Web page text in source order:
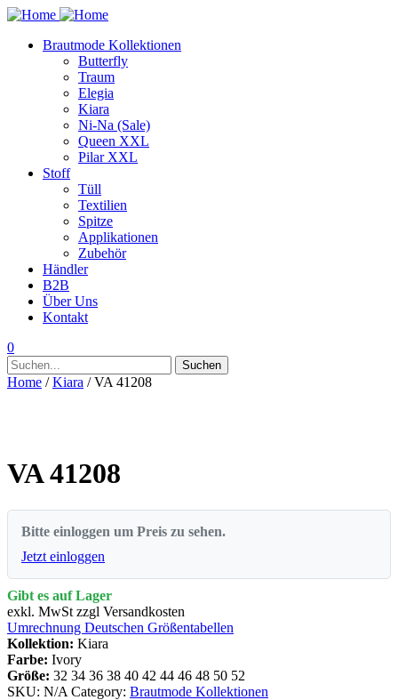
Brautmode Kollektionen
Butterfly
Traum
Elegia
Kiara
Ni-Na (Sale)
Queen XXL
Pilar XXL
Stoff
Tüll
Textilien
Spitze
Applikationen
Zubehör
Händler
B2B
Über Uns
Kontakt
0
Suchen
nach:
Suchen
Home /Kiara / VA 41208
VA 41208
Bitte einloggen um Preis zu sehen.
Jetzt einloggen
Gibt es auf Lager
exkl. MwSt zzgl Versandkosten
Umrechnung Deutschen Größentabellen
Kollektion: Kiara
Farbe: Ivory
Größe: 32 34 36 38 40 42 44 46 48 50 52
SKU: N/A Category: Brautmode Kollektionen